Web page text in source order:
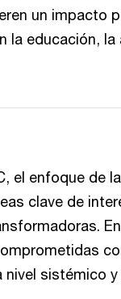
un impacto
educación, la
el enfoque de
clave de
sistémico